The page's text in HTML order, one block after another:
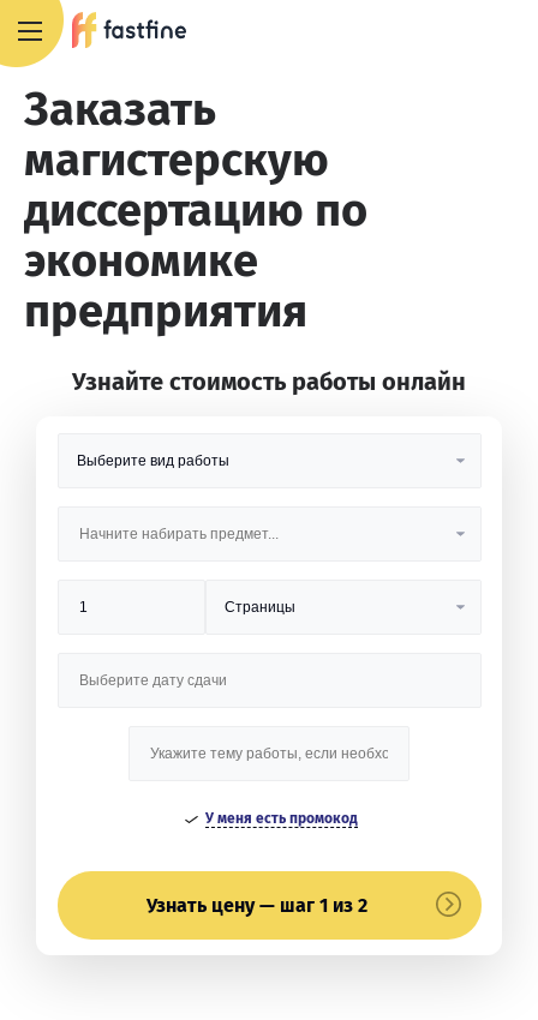
Заказать
магистерскую
диссертацию по
экономике
предприятия
Узнайте стоимость работы онлайн
У меня есть промокод
Узнать цену — шаг 1 из 2